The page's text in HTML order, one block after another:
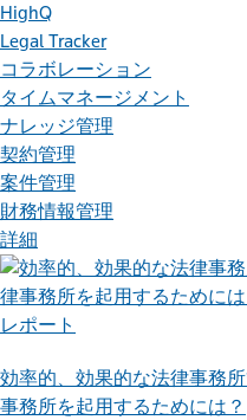
HighQ
Legal Tracker
コラボレーション
タイムマネージメント
ナレッジ管理
契約管理
案件管理
財務情報管理
詳細
レポート
効率的、効果的な法律事務
事務所を起用するためには？